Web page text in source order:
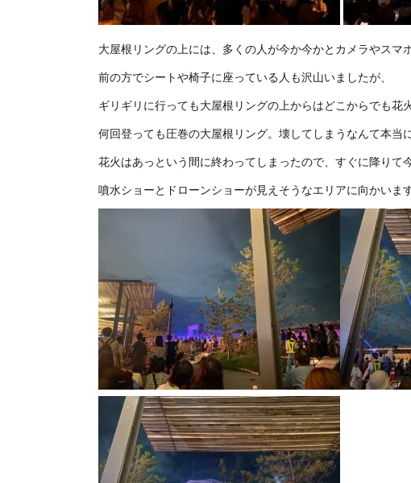
大屋根リングの上には、多くの人が今か今かとカメラやスマ
前の方でシートや椅子に座っている人も沢山いましたが、
ギリギリに行っても大屋根リングの上からはどこからでも花
何回登っても圧巻の大屋根リング。壊してしまうなんて本当
花火はあっという間に終わってしまったので、すぐに降りて
噴水ショーとドローンショーが見えそうなエリアに向かいます